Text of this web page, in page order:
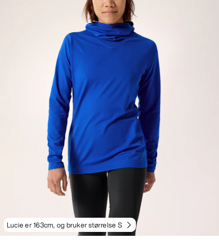
Lucie er 163cm, og bruker størrelse S